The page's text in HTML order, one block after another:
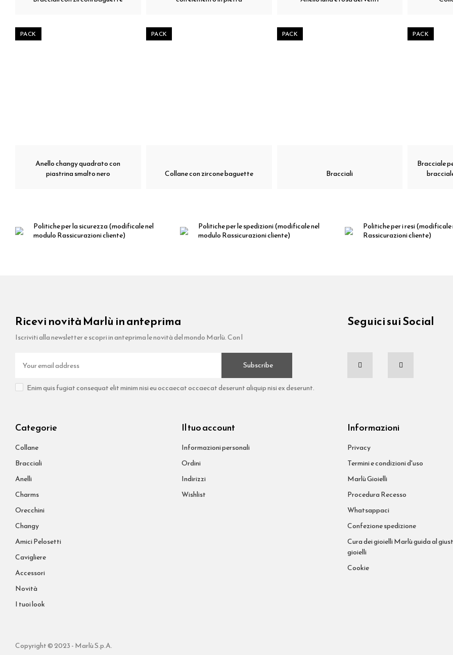
PACK
Anello changy quadrato con
piastrina smalto nero
PACK
Collane con zircone baguette
PACK
Bracciali
PACK
Bracciale
Politiche per la sicurezza(modificale nel
modulo Rassicurazioni cliente)
Politiche per le spedizioni(modificale nel
modulo Rassicurazioni cliente)
Politiche per i resi(modificale
Rassicurazioni cliente)
Ricevi novità Marlù in anteprima
Iscriviti alla newsletter e scopri in anteprima le novità del mondo Marlù. Con l
Subscribe
Enim quis fugiat consequat elit minim nisi eu occaecat occaecat deserunt aliquip nisi ex deserunt.
Seguici sui Social
Categorie
Collane
Bracciali
Anelli
Charms
Orecchini
Changy
Amici Pelosetti
Cavigliere
Accessori
Novità
I tuoi look
Il tuo account
Informazioni personali
Ordini
Indirizzi
Wishlist
Informazioni
Privacy
Termini e condizioni d'uso
Marlù Gioielli
Procedura Recesso
Whatsappaci
Confezione spedizione
Cura dei gioielli Marlù guida al
gioielli
Cookie
Copyright © 2023 - Marlù S.p.A.